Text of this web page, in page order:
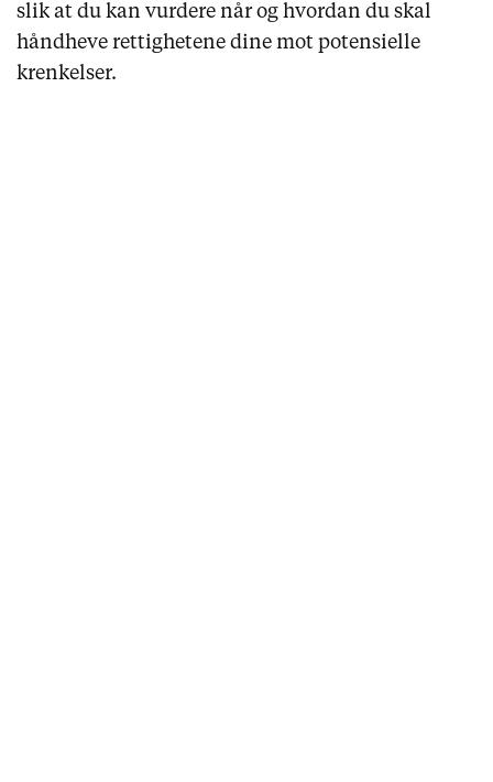
slik at du kan vurdere når og hvordan du skal
håndheve rettighetene dine mot potensielle
krenkelser.